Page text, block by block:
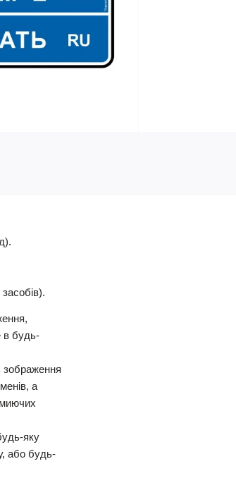
в будь-
зображення
а
миючих
яку
або будь-